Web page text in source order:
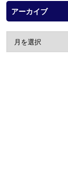
アーカイブ